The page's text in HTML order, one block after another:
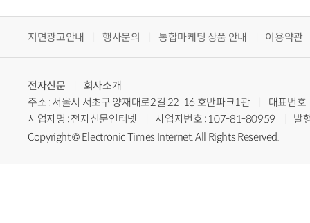
지면광고안내 행사문의 통합마케팅 상품 안내 이용약관
전자신문
회사소개
주소 : 서울시 서초구 양재대로2길 22-16 호반파크1관
대표번
사업자명 : 전자신문인터넷
사업자번호 : 107-81-80959
발
Copyright © Electronic Times Internet. All Rights Reserved.